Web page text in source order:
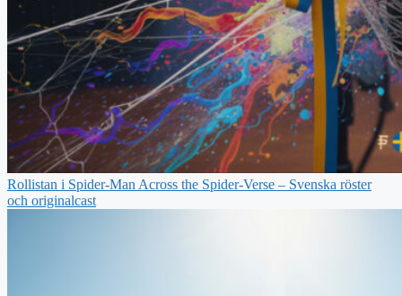
Rollistan i Spider-Man Across the Spider-Verse – Svenska röster
och originalcast